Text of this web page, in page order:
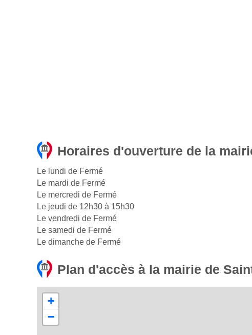
Horaires d'ouverture de la
Le lundi de Fermé
Le mardi de Fermé
Le mercredi de Fermé
Le jeudi de 12h30 à 15h30
Le vendredi de Fermé
Le samedi de Fermé
Le dimanche de Fermé
Plan d'accès à la mairie de
+
−